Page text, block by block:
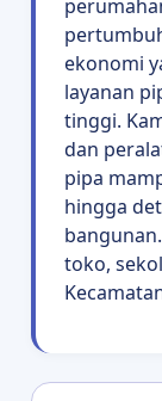
ekonomi
layanan
tinggi.
dan
pipa
hingga
toko,